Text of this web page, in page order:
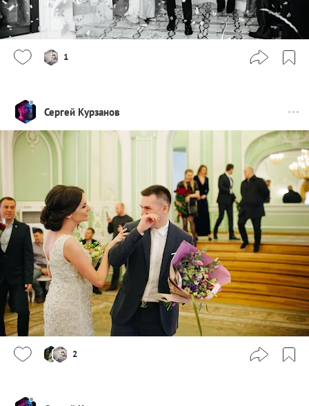
1
Сергей Курзанов
2